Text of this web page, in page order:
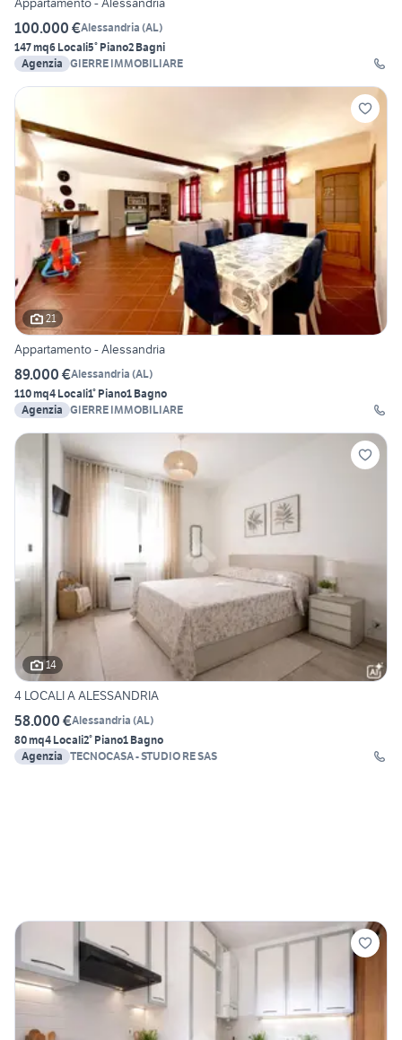
100.000 €Alessandria (AL)
147 mq6 Locali5° Piano2 Bagni
Agenzia GIERRE IMMOBILIARE
21
Appartamento - Alessandria
89.000 €Alessandria (AL)
110 mq4 Locali1° Piano1 Bagno
Agenzia GIERRE IMMOBILIARE
14
4 LOCALI A ALESSANDRIA
58.000 €Alessandria (AL)
80 mq4 Locali2° Piano1 Bagno
Agenzia TECNOCASA - STUDIO RE SAS